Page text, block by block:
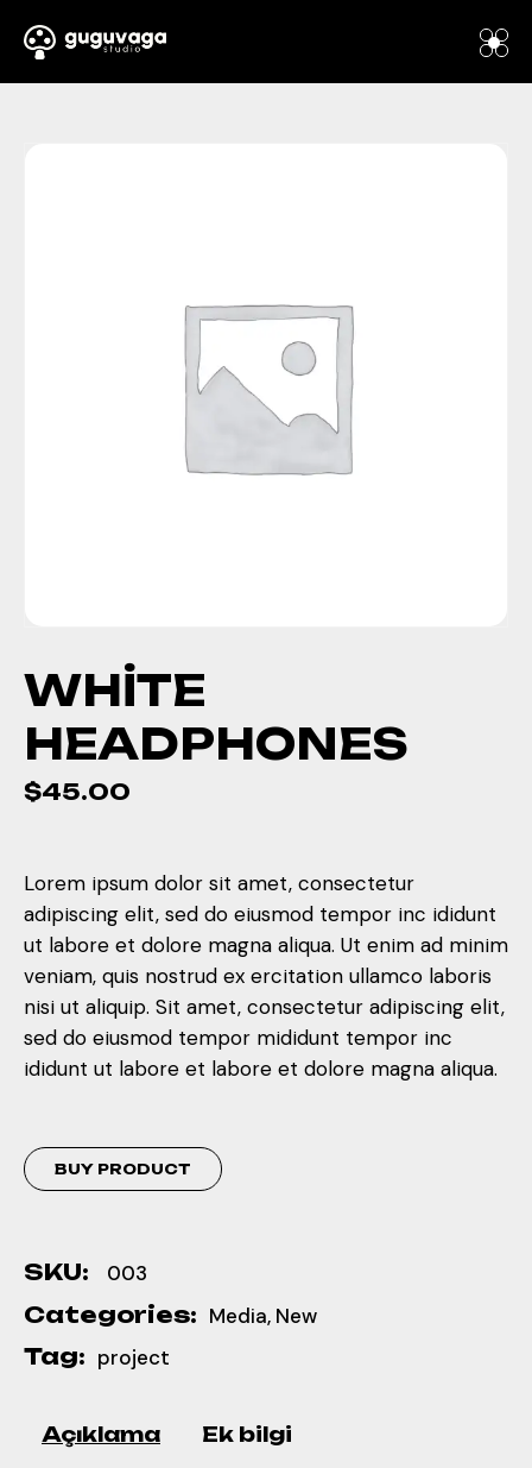
WHITE
HEADPHONES
$45.00
Lorem ipsum dolor sit amet, consectetur
adipiscing elit, sed do eiusmod tempor inc ididunt
ut labore et dolore magna aliqua. Ut enim ad minim
veniam, quis nostrud ex ercitation ullamco laboris
nisi ut aliquip. Sit amet, consectetur adipiscing elit,
sed do eiusmod tempor mididunt tempor inc
ididunt ut labore et labore et dolore magna aliqua.
BUY PRODUCT
SKU: 003
Categories: Media, New
Tag: project
Açıklama Ek bilgi